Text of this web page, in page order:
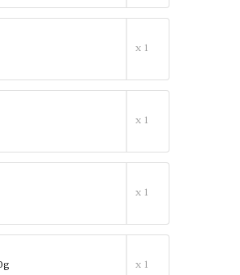
x 1
x 1
x 1
x 1